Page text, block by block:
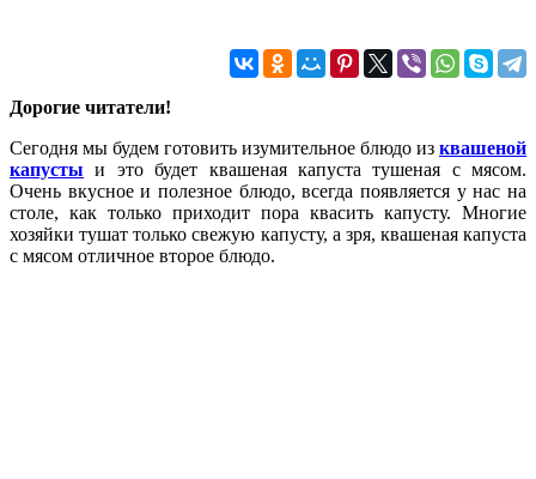
Дорогие читатели!
Сегодня мы будем готовить изумительное блюдо из квашеной
капусты и это будет квашеная капуста тушеная с мясом.
Очень вкусное и полезное блюдо, всегда появляется у нас на
столе, как только приходит пора квасить капусту. Многие
хозяйки тушат только свежую капусту, а зря, квашеная капуста
с мясом отличное второе блюдо.